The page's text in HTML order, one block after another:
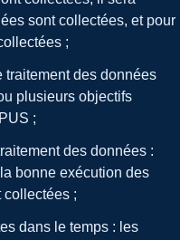
sont collectées, et pour
;
traitement des données
plusieurs objectifs
;
des données :
bonne exécution des
collectées ;
dans le temps : les